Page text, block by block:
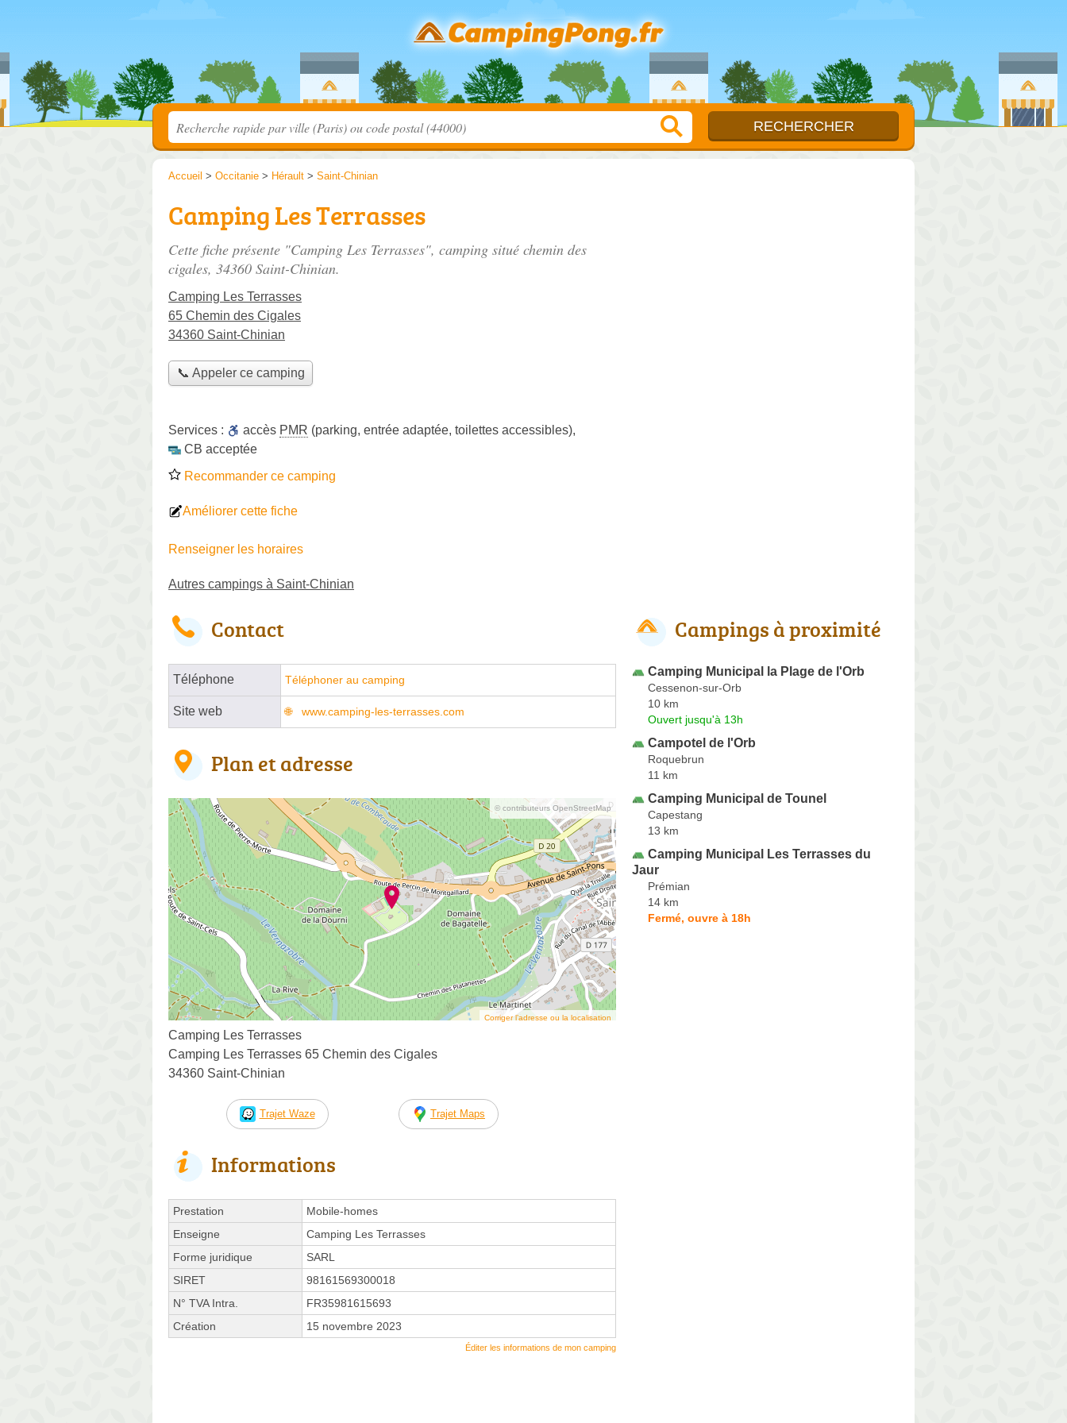
Accueil > Occitanie > Hérault > Saint-Chinian
Camping Les Terrasses
Cette fiche présente "Camping Les Terrasses", camping situé chemin des
cigales, 34360 Saint-Chinian.
Camping Les Terrasses
65 Chemin des Cigales
34360 Saint-Chinian
📞 Appeler ce camping
Services : accès PMR (parking, entrée adaptée, toilettes accessibles),
CB acceptée
Recommander ce camping
Améliorer cette fiche
Renseigner les horaires
Autres campings à Saint-Chinian
Contact
Téléphone Téléphoner au camping
Site web www.camping-les-terrasses.com
Plan et adresse
© contributeurs OpenStreetMap
Corriger l’adresse ou la localisation
Camping Les Terrasses
Camping Les Terrasses 65 Chemin des Cigales
34360 Saint-Chinian
Trajet Waze Trajet Maps
Informations
Prestation
Mobile-homes
Enseigne
Camping Les Terrasses
Forme juridique
SARL
SIRET
98161569300018
N° TVA Intra.
FR35981615693
Création
15 novembre 2023
Éditer les informations de mon camping
Campings à proximité
Camping Municipal la Plage de l'Orb
Cessenon-sur-Orb
10 km
Ouvert jusqu'à 13h
Campotel de l'Orb
Roquebrun
11 km
Camping Municipal de Tounel
Capestang
13 km
Camping Municipal Les Terrasses du
Jaur
Prémian
14 km
Fermé, ouvre à 18h